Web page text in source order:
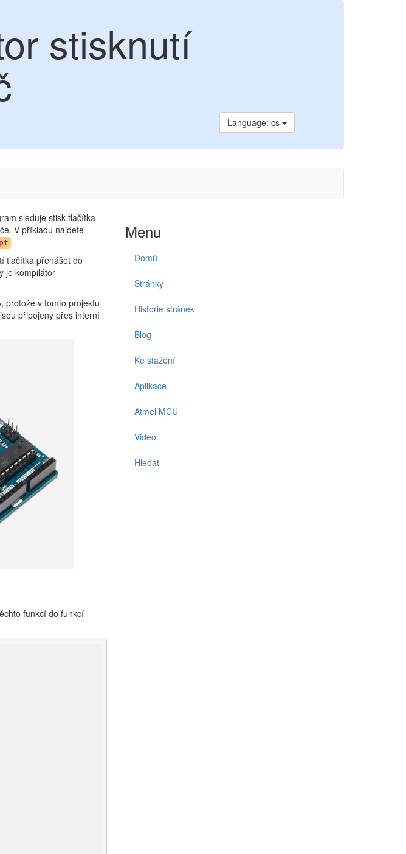
stisknutí
Language: cs
sleduje stisk tlačítka
V příkladu najdete
.
tlačítka přenášet do
je kompilátor
protože v tomto projektu
připojeny přes interní
funkcí do funkcí
Menu
Domů
Stránky
Historie stránek
Blog
Ke stažení
Aplikace
Atmel MCU
Video
Hledat